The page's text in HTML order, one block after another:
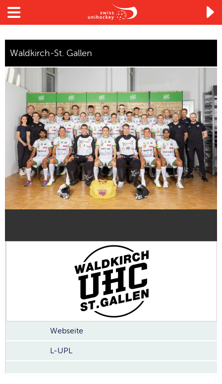

Waldkirch-St. Gallen
Webseite
L-UPL